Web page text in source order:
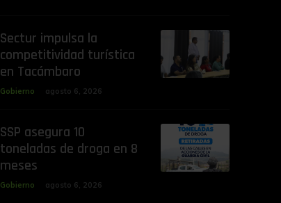
Sectur impulsa la
competitividad turística
en Tacámbaro
Gobierno agosto 6, 2026
SSP asegura 10
toneladas de droga en 8
meses
Gobierno agosto 6, 2026